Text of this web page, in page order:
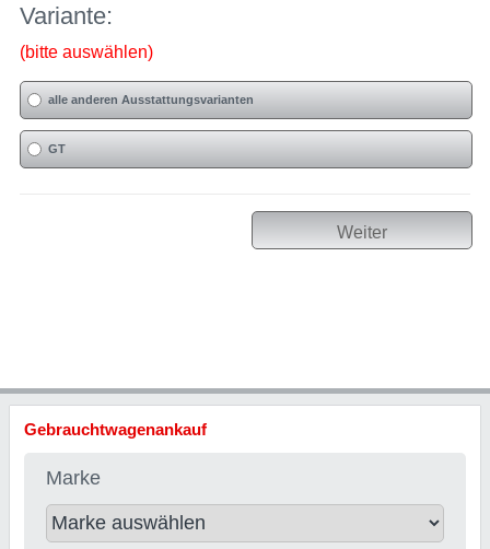
Variante:
(bitte auswählen)
alle anderen Ausstattungsvarianten
GT
Weiter
Gebrauchtwagenankauf
Marke